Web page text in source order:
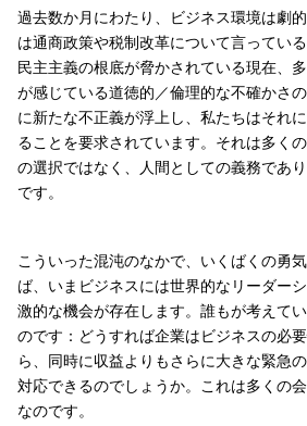
過去数か月にわたり、ビジネス環境は劇
は通商政策や税制改革について言ってい
民主主義の根底が脅かされている現在、
が感じている道徳的／倫理的な不確かさ
に新たな不正義が浮上し、私たちはそれ
ることを要求されています。それは多く
の選択ではなく、人間としての義務であ
です。
こういった混沌のなかで、いくばくの勇
ば、いまビジネスには世界的なリーダー
激的な機会が存在します。誰もが考えて
のです：どうすれば企業はビジネスの必
ら、同時に収益よりもさらに大きな緊急
対応できるのでしょうか。これは多くの
なのです。